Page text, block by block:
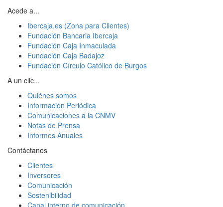
Acede a...
Ibercaja.es (Zona para Clientes)
Fundación Bancaria Ibercaja
Fundación Caja Inmaculada
Fundación Caja Badajoz
Fundación Círculo Católico de Burgos
A un clic...
Quiénes somos
Información Periódica
Comunicaciones a la CNMV
Notas de Prensa
Informes Anuales
Contáctanos
Clientes
Inversores
Comunicación
Sostenibilidad